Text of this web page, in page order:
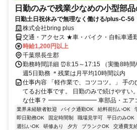
日勤のみで残業少なめの小型部
日勤土日祝休みで無理なく働ける/plus-C-56
株式会社bring plus
交通・アクセス ★車・バイク・自転車通
時給1,200円以上
千葉県長生郡
勤務時間詳細 ⏰8:15～17:15 （実働8時
週5日勤務 ＊残業は月平均10時間以内
仕事内容 「軽作業で、コツコツ。」 手の
てるお仕事です。 日勤のみで続け
な仕事？ ━━━━━━━━ 車部品・エアコ
業界未経験者歓迎 バイク通勤OK 給料前払いOK
即日勤務OK
固定時間制 職場見学可 平日のみOK
週払いOK
研修あり 夕方 ブランクOK 交通費支